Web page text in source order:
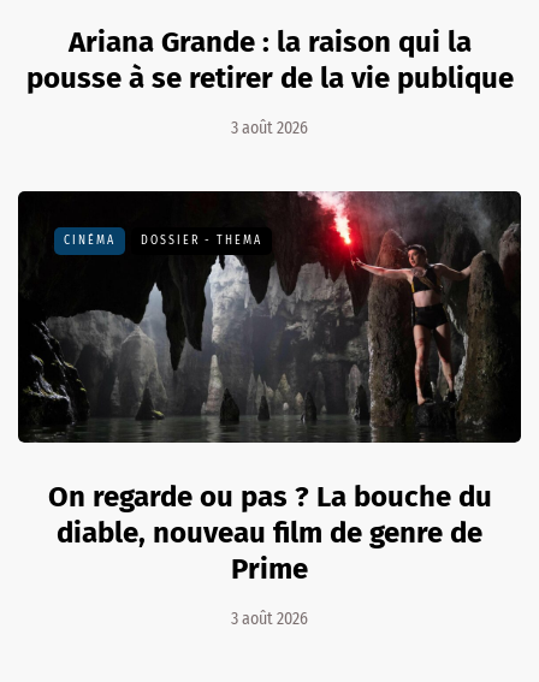
Ariana Grande : la raison qui la
pousse à se retirer de la vie publique
3 août 2026
CINÉMA DOSSIER - THEMA
On regarde ou pas ? La bouche du
diable, nouveau film de genre de
Prime
3 août 2026